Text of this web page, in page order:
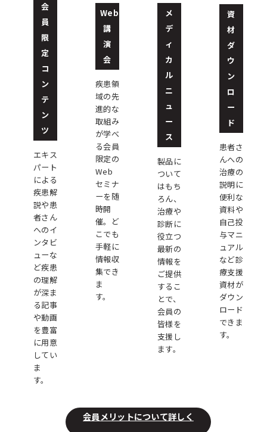
会
員
限
定
コ
ン
テ
ン
ツ
エキス
パート
による
疾患解
説や患
者さん
へのイ
ンタビ
ューな
ど疾患
の理解
が深ま
る記事
や動画
を豊富
に用意
してい
ま
す。
Web
講
演
会
疾患領
域の先
進的な
取組み
が学べ
る会員
限定の
Web
セミナ
ーを随
時開
催。ど
こでも
手軽に
情報収
集でき
ま
す。
メ
デ
ィ
カ
ル
ニ
ュ
ー
ス
製品に
ついて
はもち
ろん、
治療や
診断に
役立つ
最新の
情報を
ご提供
するこ
とで、
会員の
皆様を
支援し
ます。
資
材
ダ
ウ
ン
ロ
ー
ド
患者さ
んへの
治療の
説明に
便利な
資料や
自己投
与マニ
ュアル
など診
療支援
資材が
ダウン
ロード
できま
す。
会員メリットについて詳しく